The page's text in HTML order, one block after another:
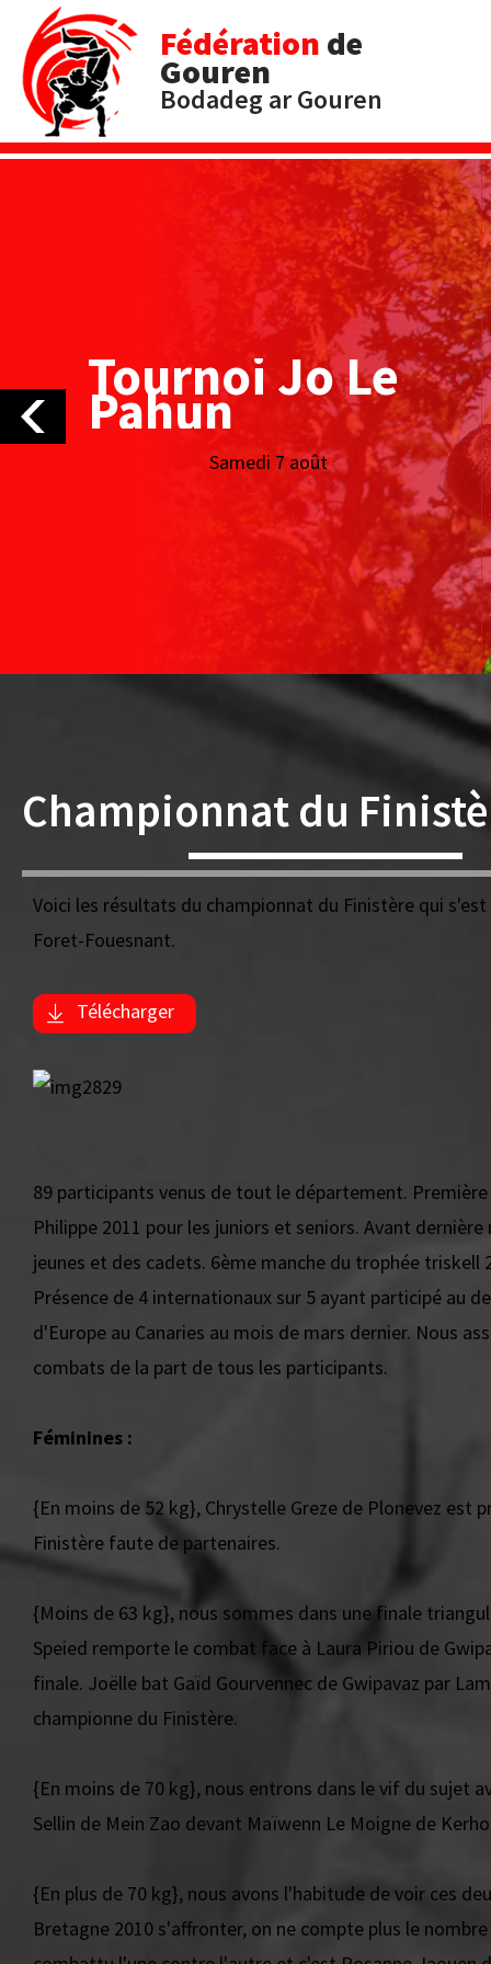
Fédération de
Gouren
Bodadeg ar Gouren
Tournoi Jo Le
Pahun
Samedi 7 août
Championnat du
Voici les résultats du championnat du Finistère qui
Foret-Fouesnant.
Télécharger
89 participants venus de tout le département.
Philippe 2011 pour les juniors et seniors. Avant
jeunes et des cadets. 6ème manche du trophée triskell
Présence de 4 internationaux sur 5 ayant participé au
d'Europe au Canaries au mois de mars dernier. Nous
combats de la part de tous les participants.
Féminines :
{En moins de 52 kg}, Chrystelle Greze de Plonevez est
Finistère faute de partenaires.
{Moins de 63 kg}, nous sommes dans une finale
Speied remporte le combat face à Laura Piriou de
finale. Joëlle bat Gaïd Gourvennec de Gwipavaz par
championne du Finistère.
{En moins de 70 kg}, nous entrons dans le vif du sujet
Sellin de Mein Zao devant Maïwenn Le Moigne de
{En plus de 70 kg}, nous avons l'habitude de voir ces
Bretagne 2010 s'affronter, on ne compte plus le